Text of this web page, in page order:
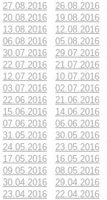
27.08.2016 26.08.2016
20.08.2016 19.08.2016
13.08.2016 12.08.2016
06.08.2016 05.08.2016
30.07.2016 29.07.2016
22.07.2016 21.07.2016
12.07.2016 10.07.2016
03.07.2016 02.07.2016
22.06.2016 21.06.2016
15.06.2016 14.06.2016
07.06.2016 06.06.2016
31.05.2016 30.05.2016
24.05.2016 23.05.2016
17.05.2016 16.05.2016
09.05.2016 08.05.2016
30.04.2016 29.04.2016
23.04.2016 22.04.2016